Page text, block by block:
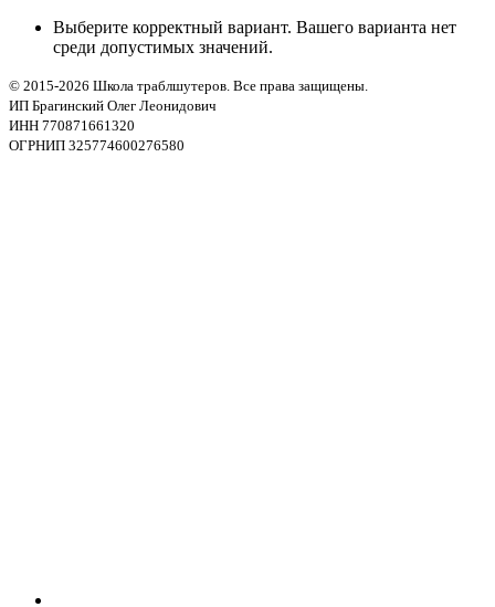
Выберите корректный вариант. Вашего варианта нет
среди допустимых значений.
© 2015-2026 Школа траблшутеров. Все права защищены.
ИП Брагинский Олег Леонидович
ИНН 770871661320
ОГРНИП 325774600276580